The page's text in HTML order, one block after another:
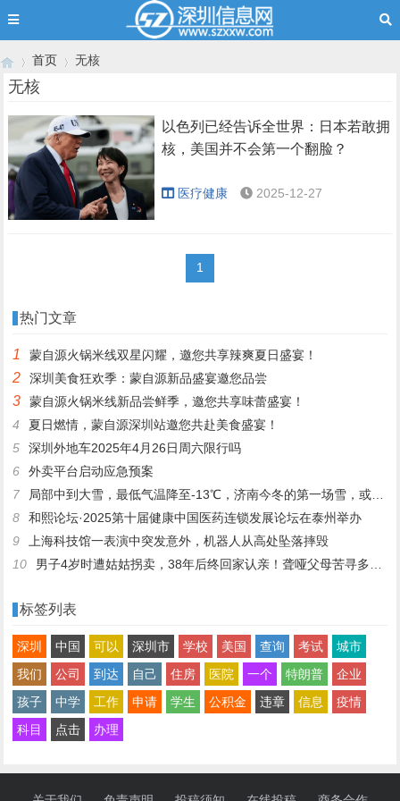
›
首页
›
无核
无核
以色列已经告诉全世界：日本若敢拥
核，美国并不会第一个翻脸？
医疗健康 2025-12-27
1
热门文章
1 蒙自源火锅米线双星闪耀，邀您共享辣爽夏日盛宴！
2 深圳美食狂欢季：蒙自源新品盛宴邀您品尝
3
蒙自源火锅米线新品尝鲜季，邀您共享味蕾盛宴！
4
夏日燃情，蒙自源深圳站邀您共赴美食盛宴！
5
深圳外地车2025年4月26日周六限行吗
6
外卖平台启动应急预案
7
局部中到大雪，最低气温降至-13℃，济南今冬的第一场雪，或跟去年同一时间！
8
和熙论坛·2025第十届健康中国医药连锁发展论坛在泰州举办
9
上海科技馆一表演中突发意外，机器人从高处坠落摔毁
10
男子4岁时遭姑姑拐卖，38年后终回家认亲！聋哑父母苦寻多年，母亲已抱憾离世丨红星寻人
标签列表
深圳 中国 可以 深圳市 学校 美国 查询 考试
城市
我们
公司 到达 自己 住房 医院 一个 特朗普
企业
孩子
中学 工作 申请 学生 公积金 违章 信息
疫情
科目
点击 办理